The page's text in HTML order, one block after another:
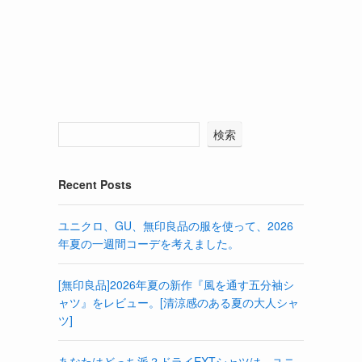
検索
Recent Posts
ユニクロ、GU、無印良品の服を使って、2026
年夏の一週間コーデを考えました。
[無印良品]2026年夏の新作『風を通す五分袖シ
ャツ』をレビュー。[清涼感のある夏の大人シャ
ツ]